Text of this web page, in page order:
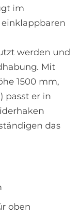
im
werden und
Mit
1500 mm,
passt er in
das
oben